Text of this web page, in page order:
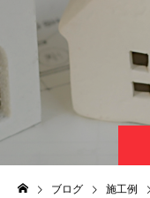
ブログ 施工例